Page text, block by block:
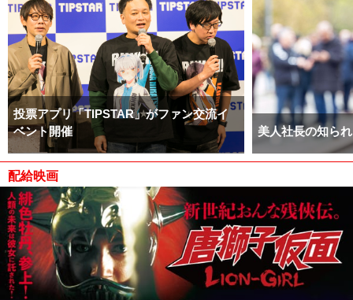
投票アプリ「TIPSTAR」がファン交流イ
ベント開催
美人社長の知ら
配給映画